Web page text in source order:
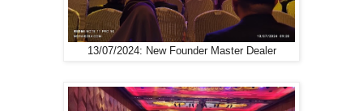
13/07/2024: New Founder Master Dealer